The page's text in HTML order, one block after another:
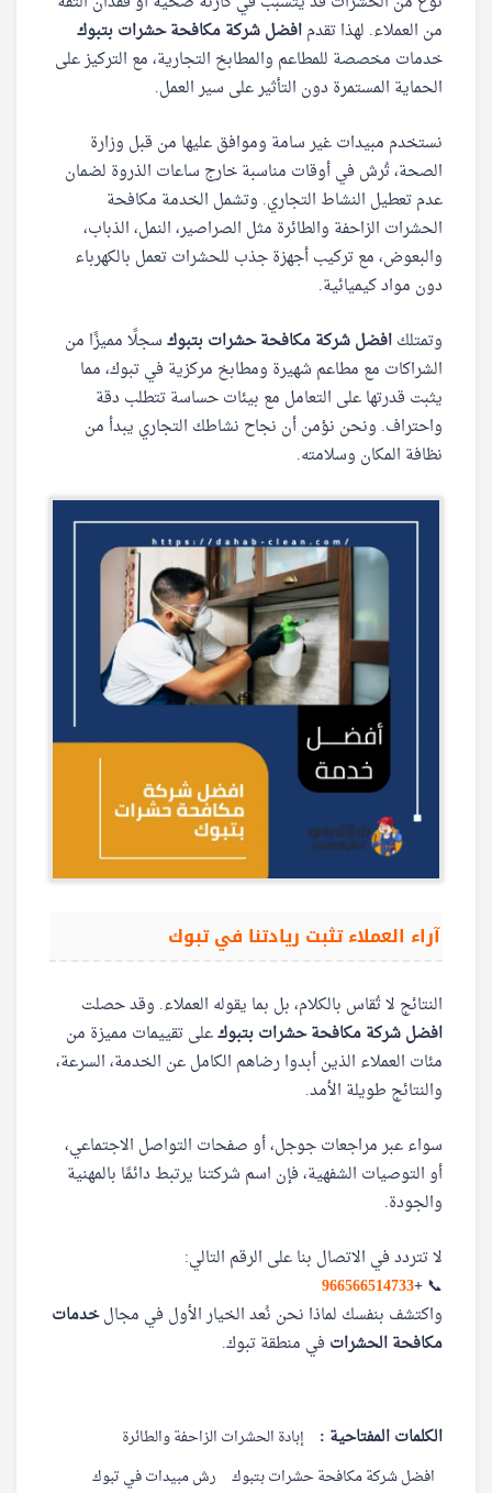
من العملاء. لهذا تقدمافضل شركة مكافحة حشرات بتبوك
خدمات مخصصة للمطاعم والمطابخ التجارية، مع التركيز على
الحماية المستمرة دون التأثير على سير العمل.
نستخدم مبيدات غير سامة وموافق عليها من قبل وزارة
الصحة، تُرش في أوقات مناسبة خارج ساعات الذروة لضمان
عدم تعطيل النشاط التجاري. وتشمل الخدمة مكافحة
الحشرات الزاحفة والطائرة مثل الصراصير، النمل، الذباب،
والبعوض، مع تركيب أجهزة جذب للحشرات تعمل بالكهرباء
دون مواد كيميائية.
وتمتلكافضل شركة مكافحة حشرات بتبوكسجلًا مميزًا من
الشراكات مع مطاعم شهيرة ومطابخ مركزية في تبوك، مما
يثبت قدرتها على التعامل مع بيئات حساسة تتطلب دقة
واحتراف. ونحن نؤمن أن نجاح نشاطك التجاري يبدأ من
نظافة المكان وسلامته.
آراء العملاء تثبت ريادتنا في تبوك
النتائج لا تُقاس بالكلام، بل بما يقوله العملاء. وقد حصلت
افضل شركة مكافحة حشرات بتبوكعلى تقييمات مميزة من
مئات العملاء الذين أبدوا رضاهم الكامل عن الخدمة، السرعة،
والنتائج طويلة الأمد.
سواء عبر مراجعات جوجل، أو صفحات التواصل الاجتماعي،
أو التوصيات الشفهية، فإن اسم شركتنا يرتبط دائمًا بالمهنية
والجودة.
لا تتردد في الاتصال بنا على الرقم التالي:
📞
+
966566514733‎‏
واكتشف بنفسك لماذا نحن نُعد الخيار الأول في مجالخدمات
مكافحة الحشرات في منطقة تبوك.
الكلمات المفتاحية : إبادة الحشرات الزاحفة والطائرة
افضل شركة مكافحة حشرات بتبوك رش مبيدات في تبوك